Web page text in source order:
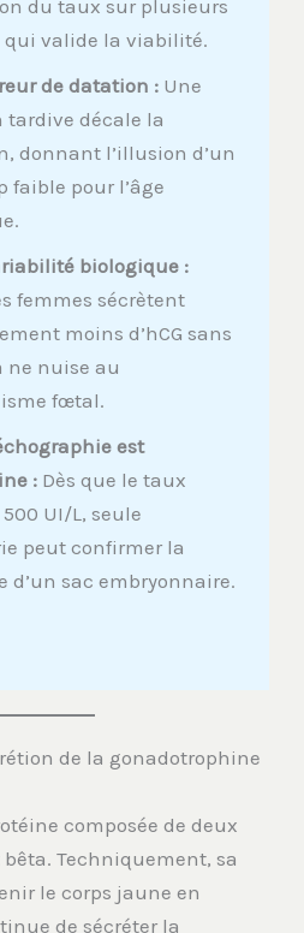
du taux sur plusieurs
qui valide la viabilité.
de datation : Une
décale la
donnant l’illusion d’un
faible pour l’âge
biologique :
femmes sécrètent
moins d’hCG sans
ne nuise au
fœtal.
est
:Dès que le taux
UI/L, seule
peut confirmer la
d’un sac embryonnaire.
de la gonadotrophine
composée de deux
Techniquement, sa
le corps jaune en
de sécréter la